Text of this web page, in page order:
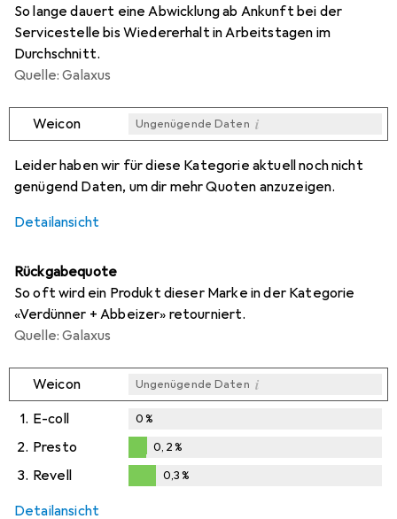
So lange dauert eine Abwicklung ab Ankunft bei der
Servicestelle bis Wiedererhalt in Arbeitstagen im
Durchschnitt.
Quelle: Galaxus
Weicon Ungenügende Daten i
i
i
i
Leider haben wir für diese Kategorie aktuell noch nicht
genügend Daten, um dir mehr Quoten anzuzeigen.
Detailansicht
Rückgabequote
So oft wird ein Produkt dieser Marke in der Kategorie
«Verdünner + Abbeizer» retourniert.
Quelle: Galaxus
Weicon Ungenügende Daten i
1. E-coll 0%
2. Presto
0,2%
0,2%
3. Revell 0,3%
Detailansicht